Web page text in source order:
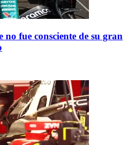
fue consciente de su gran